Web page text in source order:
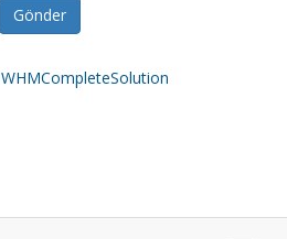
Gönder
WHMCompleteSolution